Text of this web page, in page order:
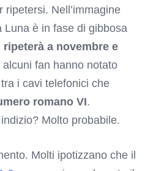
Nell’immagine
è in fase di gibbosa
ripeterà a novembre e
alcuni fan hanno notato
i cavi telefonici che
romano VI.
Molto probabile.
Molti ipotizzano che il